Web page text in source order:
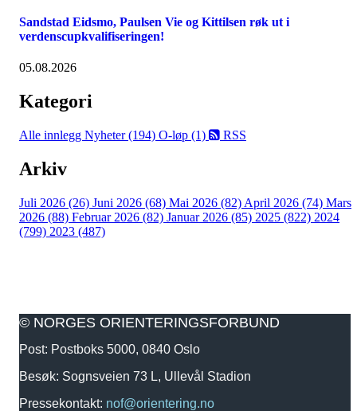
Sandstad Eidsmo, Paulsen Vie og Kittilsen røk ut i
verdenscupkvalifiseringen!
05.08.2026
Kategori
Alle innlegg Nyheter (194) O-løp (1) RSS
Arkiv
Juli 2026 (26) Juni 2026 (68) Mai 2026 (82) April 2026 (74) Mars
2026 (88) Februar 2026 (82) Januar 2026 (85) 2025 (822) 2024
(799) 2023 (487)
© NORGES ORIENTERINGSFORBUND
Post: Postboks 5000, 0840 Oslo
Besøk: Sognsveien 73 L, Ullevål Stadion
Pressekontakt: nof@orientering.no